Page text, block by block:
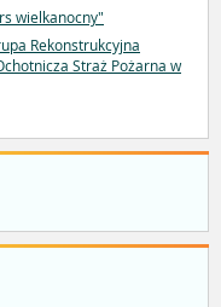
wielkanocny"
Rekonstrukcyjna
Straż Pożarna w